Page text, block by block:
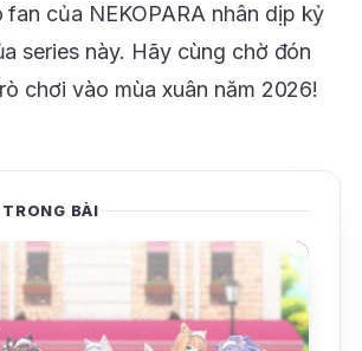
fan của NEKOPARA nhân dịp kỷ
series này. Hãy cùng chờ đón
chơi vào mùa xuân năm 2026!
BÀI